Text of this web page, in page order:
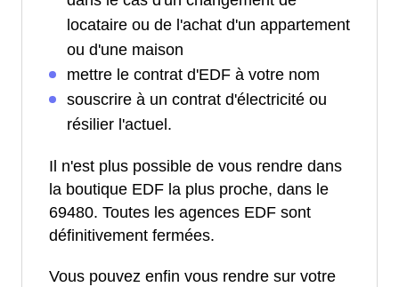
locataire ou de l'achat d'un appartement
ou d'une maison
mettre le contrat d'EDF à votre nom
souscrire à un contrat d'électricité ou
résilier l'actuel.
Il n'est plus possible de vous rendre dans
la boutique EDF la plus proche, dans le
69480. Toutes les agences EDF sont
définitivement fermées.
Vous pouvez enfin vous rendre sur votre